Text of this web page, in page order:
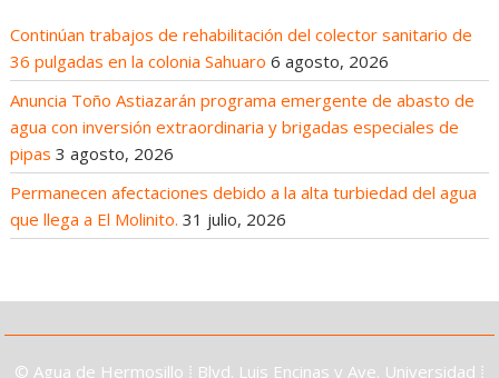
Continúan trabajos de rehabilitación del colector sanitario de
36 pulgadas en la colonia Sahuaro 6 agosto, 2026
Anuncia Toño Astiazarán programa emergente de abasto de
agua con inversión extraordinaria y brigadas especiales de
pipas 3 agosto, 2026
Permanecen afectaciones debido a la alta turbiedad del agua
que llega a El Molinito. 31 julio, 2026
© Agua de Hermosillo ⁞ Blvd. Luis Encinas y Ave. Universidad ⁞